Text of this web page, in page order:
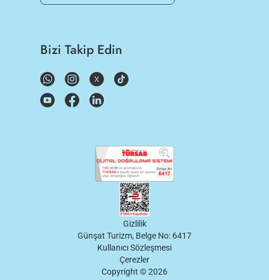
Bizi Takip Edin
Gizlilik
Günşat Turizm, Belge No: 6417
Kullanıcı Sözleşmesi
Çerezler
Copyright ©2026